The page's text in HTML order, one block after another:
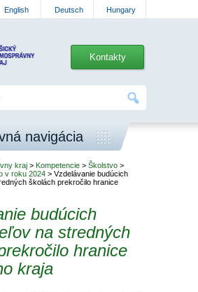
English Deutsch Hungary
Kontakty
navigácia
kraj > Kompetencie > Školstvo >
v roku 2024 > Vzdelávanie budúcich
školách prekročilo hranice
budúcich
na stredných
hranice
kraja